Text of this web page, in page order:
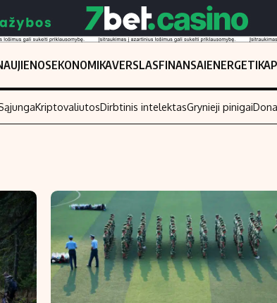
EKONOMIKAVERSLASFINANSAIENERGETIKA
Investavimas
Akcijų rinka
Saulės elektrinės
Kriptovaliutos
Infliacija
KriptovaliutosDirbtinis intelektasGrynieji pinigai